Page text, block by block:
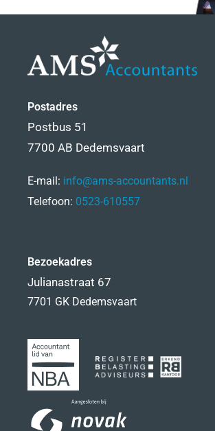
Postadres
Postbus 51
7700 AB Dedemsvaart
E-mail: info@ams-accountants.nl
Telefoon: 0523-610557
Bezoekadres
Julianastraat 67
7701 GK Dedemsvaart